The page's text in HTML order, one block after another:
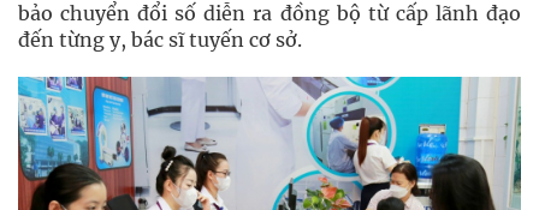
bảo chuyển đổi số diễn ra đồng bộ từ cấp lãnh đạo
đến từng y, bác sĩ tuyến cơ sở.